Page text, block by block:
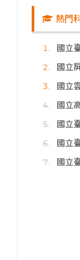
熱門
國立
國立
國立
國立
國立
國立
國立